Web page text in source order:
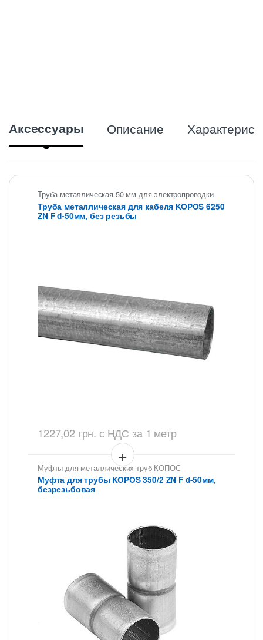
Аксессуары Описание
Труба металлическая 50 мм для электропроводки
Труба металлическая для кабеля KOPOS 6250
ZN F d-50мм, без резьбы
1227,02 грн. с НДС за 1 метр
Муфты для металлических труб КОПОС
Муфта для трубы KOPOS 350/2 ZN F d-50мм,
безрезьбовая